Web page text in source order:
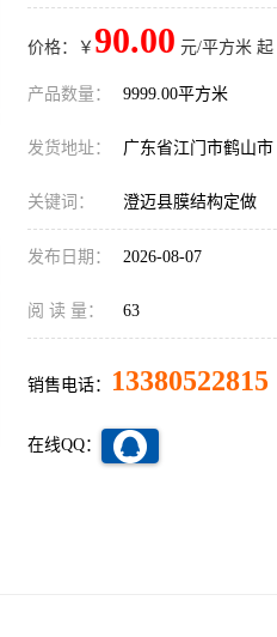
价格：￥ 90.00 元/平方米 起
产品数量： 9999.00平方米
发货地址： 广东省江门市鹤山市
关键词： 澄迈县膜结构定做
发布日期： 2026-08-07
阅 读 量： 63
销售电话： 13380522815
在线QQ：